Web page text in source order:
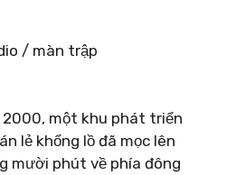
/ màn trập
2000, một khu phát triển
lẻ khổng lồ đã mọc lên
mười phút về phía đông